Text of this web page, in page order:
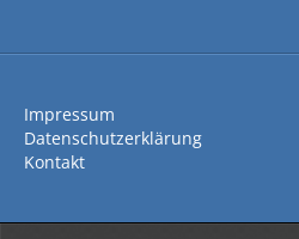
Impressum
Datenschutzerklärung
Kontakt